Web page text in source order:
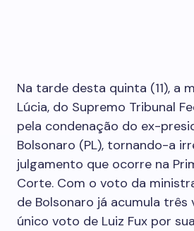
Na tarde desta quinta (11), a
Lúcia, do Supremo Tribunal
pela condenação do ex-
Bolsonaro (PL), tornando-a
julgamento que ocorre na
Corte. Com o voto da
de Bolsonaro já acumula
único voto de Luiz Fux por